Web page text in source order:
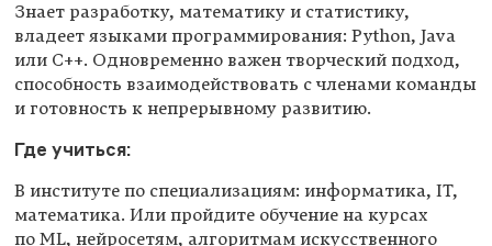
Знает разработку, математику и статистику,
владеет языками программирования: Python, Java
или C++. Одновременно важен творческий подход,
способность взаимодействовать с членами команды
и готовность к непрерывному развитию.
Где учиться:
В институте по специализациям: информатика, IT,
математика. Или пройдите обучение на курсах
по ML, нейросетям, алгоритмам искусственного